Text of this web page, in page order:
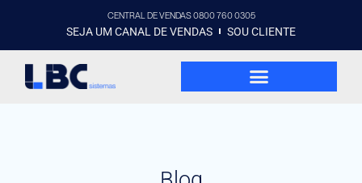
CENTRAL DE VENDAS 0800 760 0305
SEJA UM CANAL DE VENDAS SOU CLIENTE